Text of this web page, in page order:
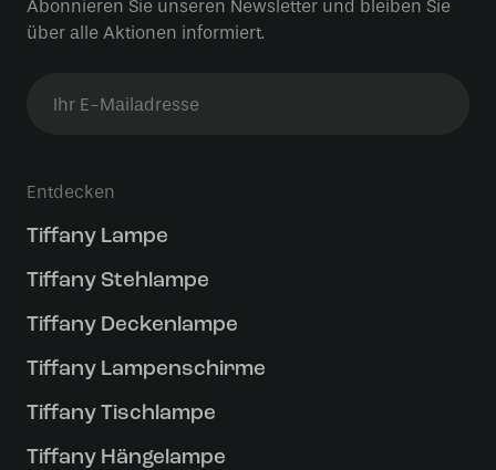
Abonnieren Sie unseren Newsletter und bleiben Sie
über alle Aktionen informiert.
Entdecken
Tiffany Lampe
Tiffany Stehlampe
Tiffany Deckenlampe
Tiffany Lampenschirme
Tiffany Tischlampe
Tiffany Hängelampe